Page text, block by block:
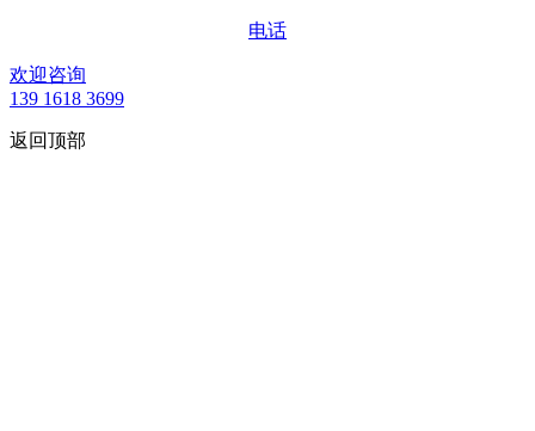
电话
欢迎咨询
139 1618 3699
返回顶部